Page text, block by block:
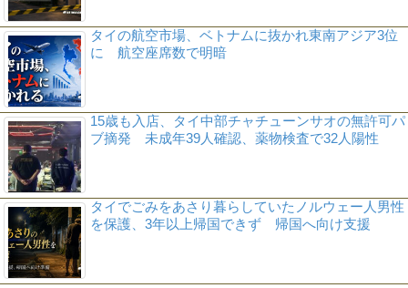
タイの航空市場、ベトナムに抜かれ東南アジア3位
に 航空座席数で明暗
15歳も入店、タイ中部チャチューンサオの無許可パ
ブ摘発 未成年39人確認、薬物検査で32人陽性
タイでごみをあさり暮らしていたノルウェー人男性
を保護、3年以上帰国できず 帰国へ向け支援